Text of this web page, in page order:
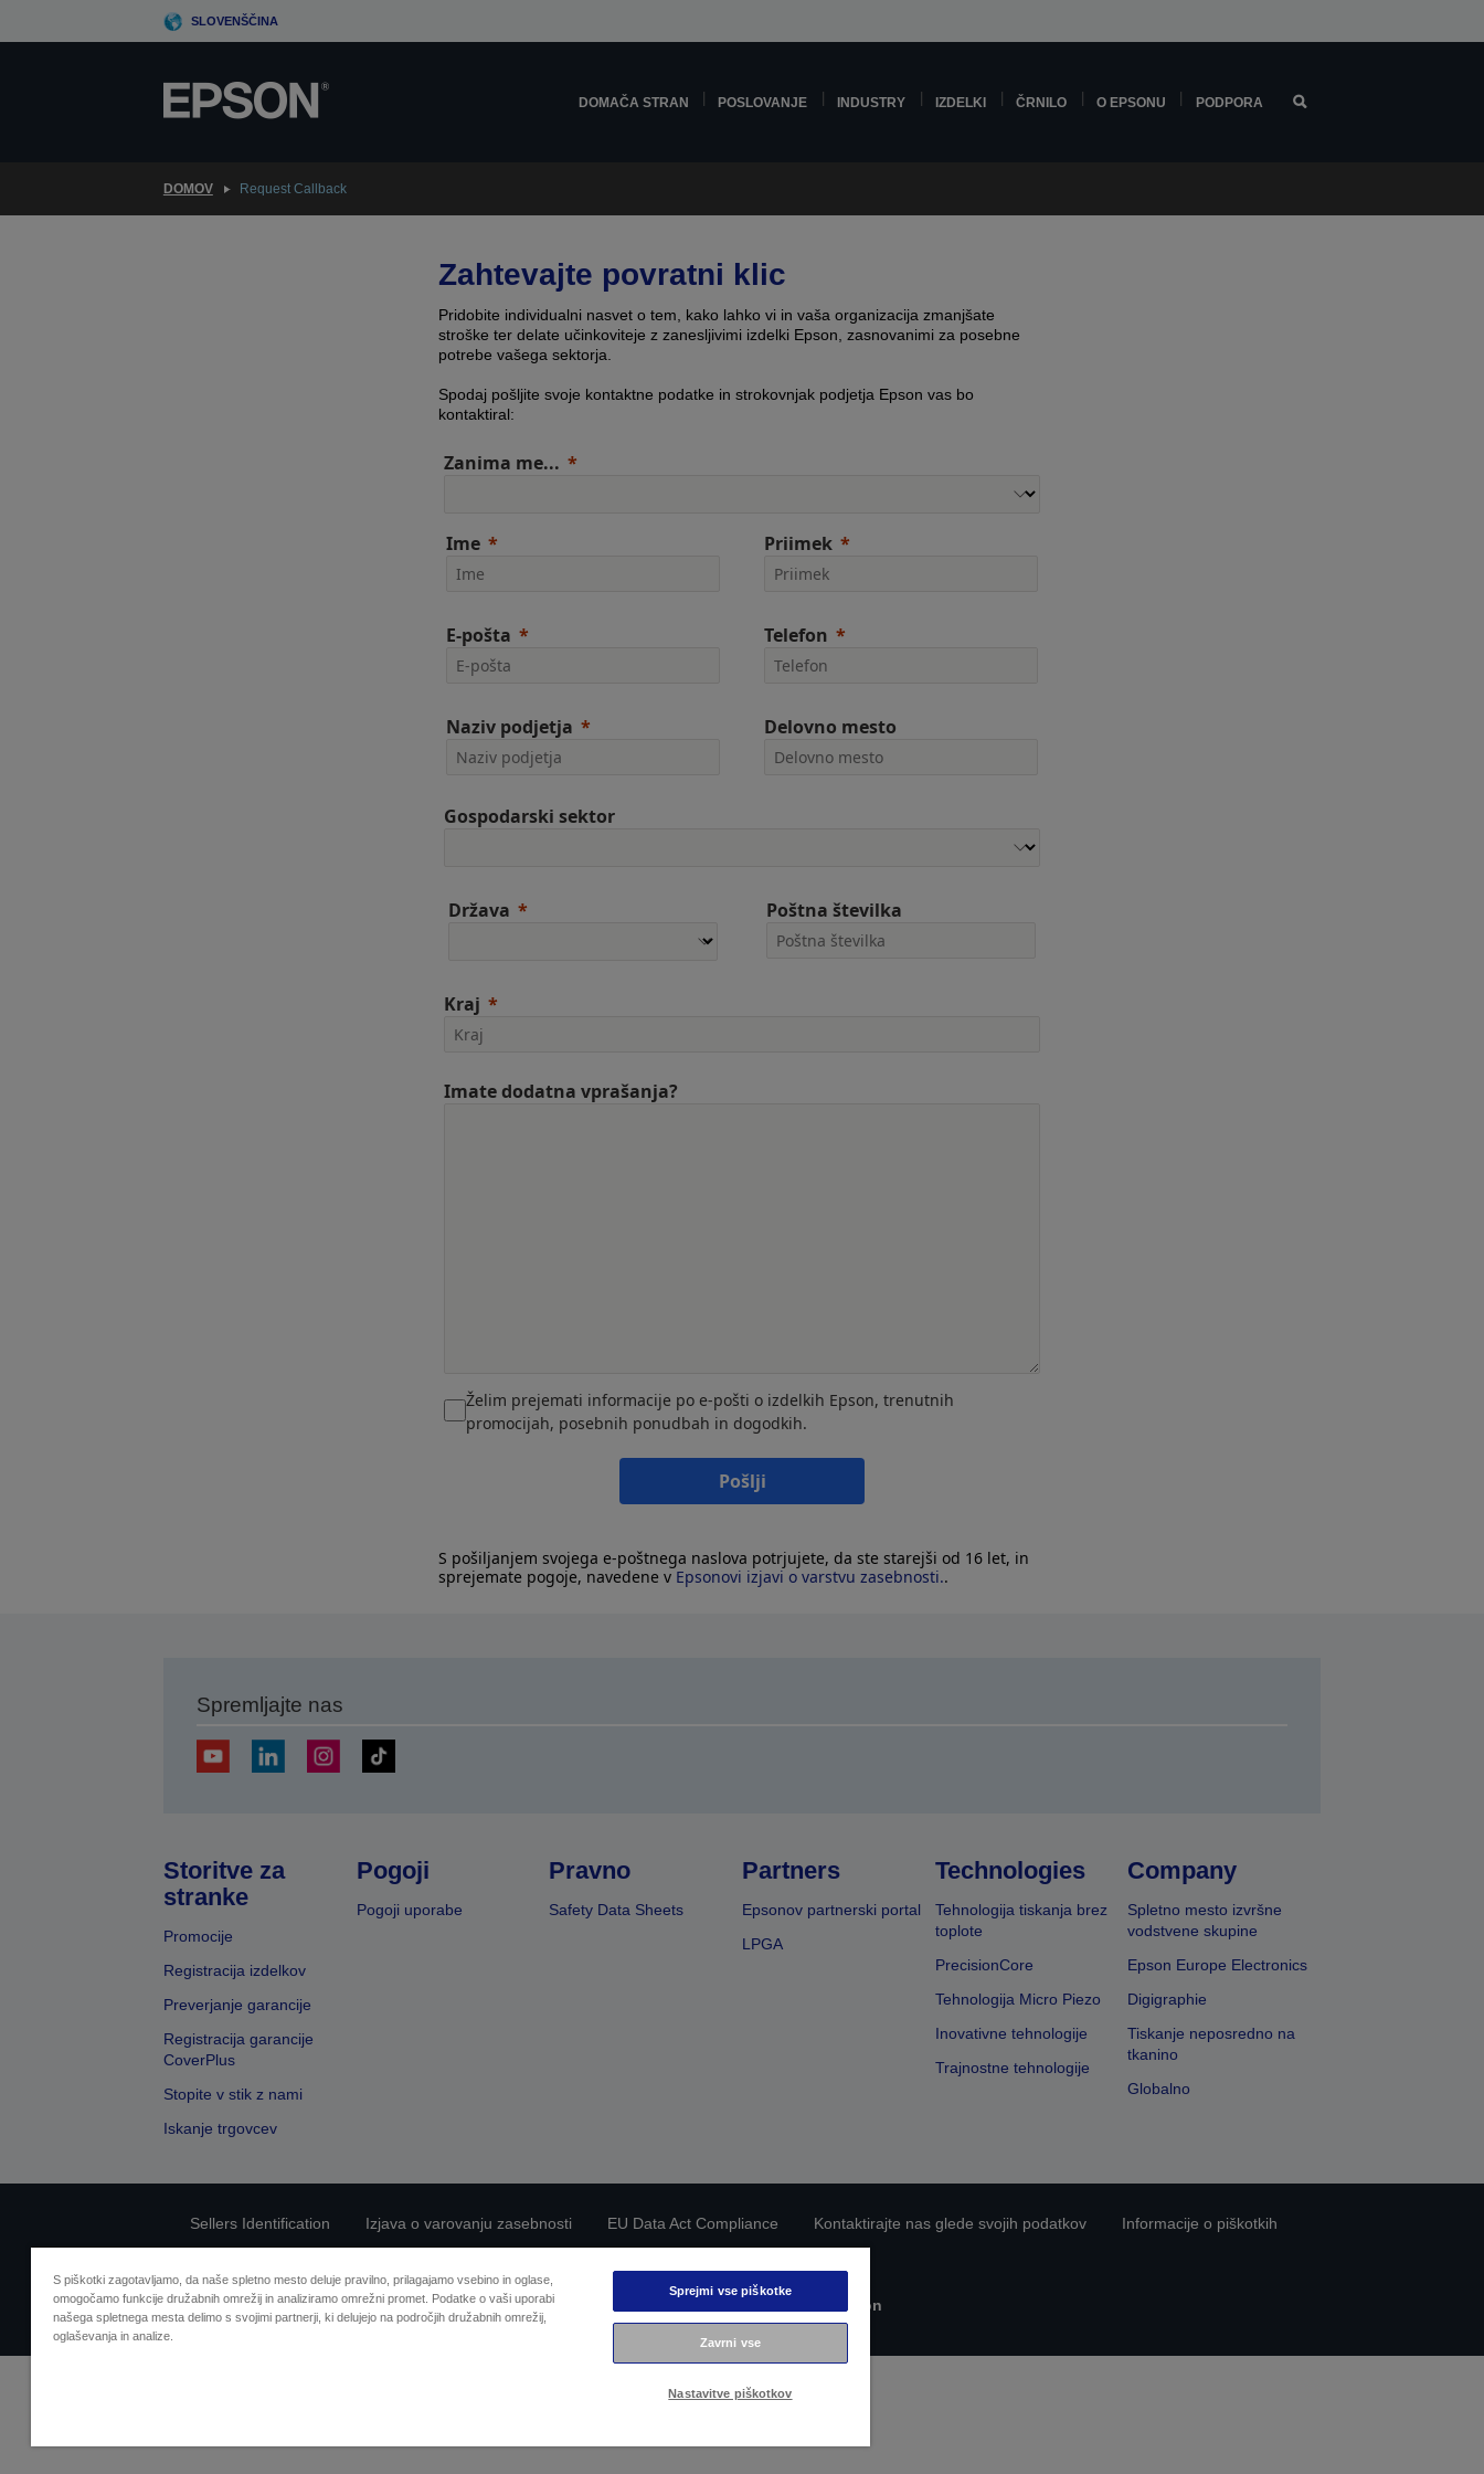
to
SLOVENŠČINA
DOMAČA STRAN POSLOVANJE INDUSTRY IZDELKI ČRNILO O EPSONU PODPORA
DOMOV Request Callback
Zahtevajte povratni klic
Pridobite individualni nasvet o tem, kako lahko vi in vaša organizacija zmanjšate
stroške ter delate učinkoviteje z zanesljivimi izdelki Epson, zasnovanimi za posebne
potrebe vašega sektorja.
Spodaj pošljite svoje kontaktne podatke in strokovnjak podjetja Epson vas bo
kontaktiral:
Zanima me...
Ime Priimek
E-pošta Telefon
Naziv podjetja Delovno mesto
Gospodarski sektor
Država Poštna številka
Kraj
Imate dodatna vprašanja?
Želim prejemati informacije po e-pošti o izdelkih Epson, trenutnih
promocijah, posebnih ponudbah in dogodkih.
Pošlji
S pošiljanjem svojega e-poštnega naslova potrjujete, da ste starejši od 16 let, in
sprejemate pogoje, navedene v Epsonovi izjavi o varstvu zasebnosti..
Spremljajte nas
Storitve za
stranke
Promocije
Registracija izdelkov
Preverjanje garancije
Registracija garancije
CoverPlus
Stopite v stik z nami
Iskanje trgovcev
Pogoji
Pogoji uporabe
Pravno
Safety Data Sheets
Partners
Epsonov partnerski portal
LPGA
Technologies
Tehnologija tiskanja brez
toplote
PrecisionCore
Tehnologija Micro Piezo
Inovativne tehnologije
Trajnostne tehnologije
Company
Spletno mesto izvršne
vodstvene skupine
Epson Europe Electronics
Digigraphie
Tiskanje neposredno na
tkanino
Globalno
Sellers Identification Izjava o varovanju zasebnosti EU Data Act Compliance Kontaktirajte nas glede svojih podatkov
Informacije o piškotkih
Avtorske pravice © 2026 Seiko Epson
S piškotki zagotavljamo, da naše spletno mesto deluje pravilno, prilagajamo vsebino in oglase,
omogočamo funkcije družabnih omrežij in analiziramo omrežni promet. Podatke o vaši uporabi
našega spletnega mesta delimo s svojimi partnerji, ki delujejo na področjih družabnih omrežij,
oglaševanja in analize.
Sprejmi vse piškotke
Zavrni vse
Nastavitve piškotkov